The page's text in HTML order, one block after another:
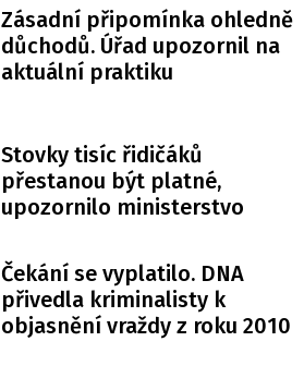
Zásadní připomínka ohledně
důchodů. Úřad upozornil na
aktuální praktiku
Stovky tisíc řidičáků
přestanou být platné,
upozornilo ministerstvo
Čekání se vyplatilo. DNA
přivedla kriminalisty k
objasnění vraždy z roku 2010